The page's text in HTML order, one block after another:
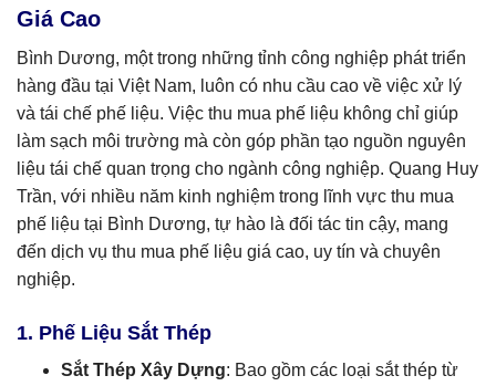
Giá Cao
Bình Dương, một trong những tỉnh công nghiệp phát triển
hàng đầu tại Việt Nam, luôn có nhu cầu cao về việc xử lý
và tái chế phế liệu. Việc thu mua phế liệu không chỉ giúp
làm sạch môi trường mà còn góp phần tạo nguồn nguyên
liệu tái chế quan trọng cho ngành công nghiệp. Quang Huy
Trần, với nhiều năm kinh nghiệm trong lĩnh vực thu mua
phế liệu tại Bình Dương, tự hào là đối tác tin cậy, mang
đến dịch vụ thu mua phế liệu giá cao, uy tín và chuyên
nghiệp.
1. Phế Liệu Sắt Thép
Sắt Thép Xây Dựng: Bao gồm các loại sắt thép từ